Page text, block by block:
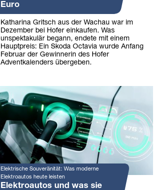
Euro
Katharina Gritsch aus der Wachau war im
Dezember bei Hofer einkaufen. Was
unspektakulär begann, endete mit einem
Hauptpreis: Ein Skoda Octavia wurde Anfang
Februar der Gewinnerin des Hofer
Adventkalenders übergeben.
Elektrische Souveränität: Was moderne
Elektroautos heute leisten
Elektroautos und was sie